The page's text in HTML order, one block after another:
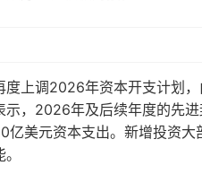
度上调2026年资本开支计划
示，2026年及后续年度的先
亿美元资本支出。新增投资